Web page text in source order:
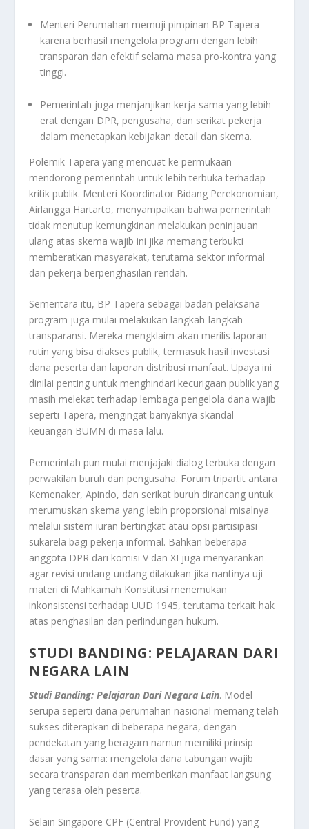
Menteri Perumahan memuji pimpinan BP Tapera
karena berhasil mengelola program dengan lebih
transparan dan efektif selama masa pro-kontra yang
tinggi.
Pemerintah juga menjanjikan kerja sama yang lebih
erat dengan DPR, pengusaha, dan serikat pekerja
dalam menetapkan kebijakan detail dan skema.
Polemik Tapera yang mencuat ke permukaan
mendorong pemerintah untuk lebih terbuka terhadap
kritik publik. Menteri Koordinator Bidang Perekonomian,
Airlangga Hartarto, menyampaikan bahwa pemerintah
tidak menutup kemungkinan melakukan peninjauan
ulang atas skema wajib ini jika memang terbukti
memberatkan masyarakat, terutama sektor informal
dan pekerja berpenghasilan rendah.
Sementara itu, BP Tapera sebagai badan pelaksana
program juga mulai melakukan langkah-langkah
transparansi. Mereka mengklaim akan merilis laporan
rutin yang bisa diakses publik, termasuk hasil investasi
dana peserta dan laporan distribusi manfaat. Upaya ini
dinilai penting untuk menghindari kecurigaan publik yang
masih melekat terhadap lembaga pengelola dana wajib
seperti Tapera, mengingat banyaknya skandal
keuangan BUMN di masa lalu.
Pemerintah pun mulai menjajaki dialog terbuka dengan
perwakilan buruh dan pengusaha. Forum tripartit antara
Kemenaker, Apindo, dan serikat buruh dirancang untuk
merumuskan skema yang lebih proporsional misalnya
melalui sistem iuran bertingkat atau opsi partisipasi
sukarela bagi pekerja informal. Bahkan beberapa
anggota DPR dari komisi V dan XI juga menyarankan
agar revisi undang-undang dilakukan jika nantinya uji
materi di Mahkamah Konstitusi menemukan
inkonsistensi terhadap UUD 1945, terutama terkait hak
atas penghasilan dan perlindungan hukum.
STUDI BANDING: PELAJARAN DARI
NEGARA LAIN
Studi Banding: Pelajaran Dari Negara Lain. Model
serupa seperti dana perumahan nasional memang telah
sukses diterapkan di beberapa negara, dengan
pendekatan yang beragam namun memiliki prinsip
dasar yang sama: mengelola dana tabungan wajib
secara transparan dan memberikan manfaat langsung
yang terasa oleh peserta.
Selain Singapore CPF (Central Provident Fund) yang